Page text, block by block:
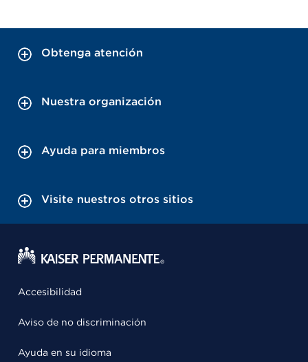
Obtenga atención
Nuestra organización
Ayuda para miembros
Visite nuestros otros sitios
Accesibilidad
Aviso de no discriminación
Ayuda en su idioma